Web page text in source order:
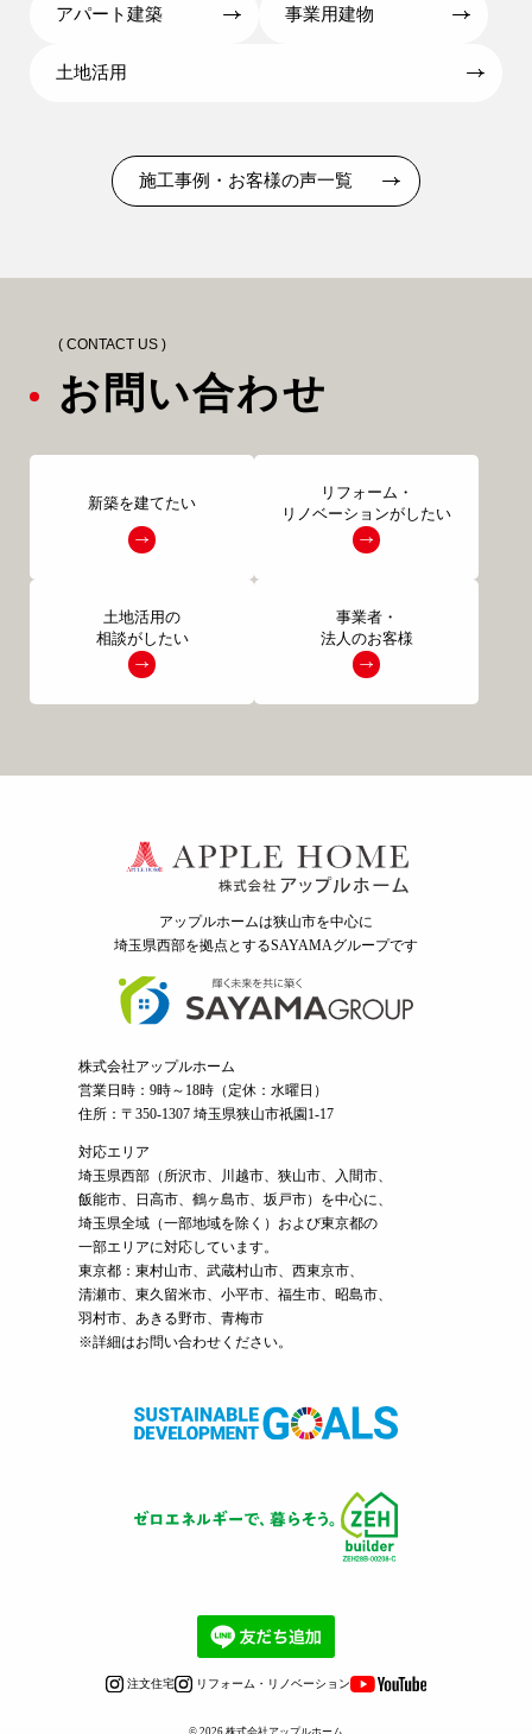
アパート建築 事業用建物
土地活用
施工事例・お客様の声一覧
( CONTACT US )
お問い合わせ
新築を建てたい
リフォーム・
リノベーションがしたい
土地活用の
相談がしたい
事業者・
法人のお客様
アップルホームは狭山市を中心に
埼玉県西部を拠点とするSAYAMAグループです
株式会社アップルホーム
営業日時：9時～18時（定休：水曜日）
住所：〒350-1307 埼玉県狭山市祇園1-17
対応エリア
埼玉県西部（ 所沢市、 川越市、狭山市、入間市、
飯能市、日高市、鶴ヶ島市、坂戸市）を中心に、
埼玉県全域（一部地域を除く）および東京都の
一部エリアに対応しています。
東京都：東村山市、武蔵村山市、西東京市、
清瀬市、東久留米市、小平市、福生市、昭島市、
羽村市、あきる野市、青梅市
※詳細はお問い合わせください。
注文住宅 リフォーム・リノベーション